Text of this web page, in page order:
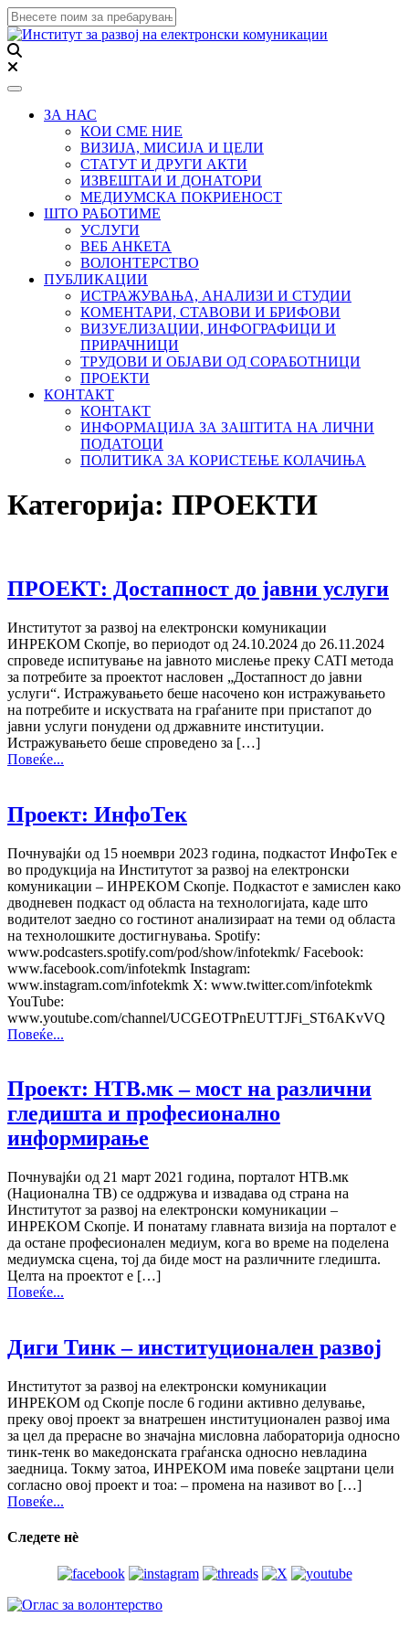
Toggle navigation
ЗА НАС
КОИ СМЕ НИЕ
ВИЗИЈА, МИСИЈА И ЦЕЛИ
СТАТУТ И ДРУГИ АКТИ
ИЗВЕШТАИ И ДОНАТОРИ
МЕДИУМСКА ПОКРИЕНОСТ
ШТО РАБОТИМЕ
УСЛУГИ
ВЕБ АНКЕТА
ВОЛОНТЕРСТВО
ПУБЛИКАЦИИ
ИСТРАЖУВАЊА, АНАЛИЗИ И СТУДИИ
КОМЕНТАРИ, СТАВОВИ И БРИФОВИ
ВИЗУЕЛИЗАЦИИ, ИНФОГРАФИЦИ И
ПРИРАЧНИЦИ
ТРУДОВИ И ОБЈАВИ ОД СОРАБОТНИЦИ
ПРОЕКТИ
КОНТАКТ
КОНТАКТ
ИНФОРМАЦИЈА ЗА ЗАШТИТА НА ЛИЧНИ
ПОДАТОЦИ
ПОЛИТИКА ЗА КОРИСТЕЊЕ КОЛАЧИЊА
Категорија: ПРОЕКТИ
ПРОЕКТ: Достапност до јавни услуги
Институтот за развој на електронски комуникации
ИНРЕКОМ Скопје, во периодот од 24.10.2024 до 26.11.2024
спроведе испитување на јавното мислење преку CATI метода
за потребите за проектот насловен „Достапност до јавни
услуги“. Истражувањето беше насочено кон истражувањето
на потребите и искуствата на граѓаните при пристапот до
јавни услуги понудени од државните институции.
Истражувањето беше спроведено за […]
Повеќе...
Проект: ИнфоТек
Почнувајќи од 15 ноември 2023 година, подкастот ИнфоТек е
во продукција на Институтот за развој на електронски
комуникации – ИНРЕКОМ Скопје. Подкастот е замислен како
дводневен подкаст од областа на технологијата, каде што
водителот заедно со гостинот анализираат на теми од областа
на технолошките достигнувања. Spotify:
www.podcasters.spotify.com/pod/show/infotekmk/ Facebook:
www.facebook.com/infotekmk Instagram:
www.instagram.com/infotekmk X: www.twitter.com/infotekmk
YouTube:
www.youtube.com/channel/UCGEOTPnEUTTJFi_ST6AKvVQ
Повеќе...
Проект: НТВ.мк – мост на различни
гледишта и професионално
информирање
Почнувајќи од 21 март 2021 година, порталот НТВ.мк
(Национална ТВ) се оддржува и извадава од страна на
Институтот за развој на електронски комуникации –
ИНРЕКОМ Скопје. И понатаму главната визија на порталот е
да остане професионален медиум, кога во време на поделена
медиумска сцена, тој да биде мост на различните гледишта.
Целта на проектот е […]
Повеќе...
Диги Тинк – институционален развој
Институтот за развој на електронски комуникации
ИНРЕКОМ од Скопје после 6 години активно делување,
преку овој проект за внатрешен институционален развој има
за цел да прерасне во значајна мисловна лабораторија односно
тинк-тенк во македонската граѓанска односно невладина
заедница. Токму затоа, ИНРЕКОМ има повеќе зацртани цели
согласно овој проект и тоа: – промена на називот во […]
Повеќе...
Следете нѐ